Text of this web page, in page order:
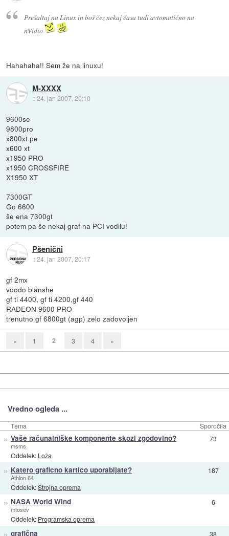
Prešaltaj na Linux in boš čez nekaj časa tudi avtomatično na
nVidio
Hahahaha!! Sem že na linuxu!
M-XXXX
::24. jan 2007, 20:10
9600se
9800pro
x800xt pe
x600 xt
x1950 PRO
x1950 CROSSFIRE
X1950 XT
7300GT
Go 6600
še ena 7300gt
potem pa še nekaj graf na PCI vodilu!
Pšenični
::24. jan 2007, 20:17
gf 2mx
voodo blanshe
gf ti 4400, gf ti 4200,gf 440
RADEON 9600 PRO
trenutno gf 6800gt (agp) zelo zadovoljen
« 1 2 3 4 »
Vredno ogleda ...
Tema Sporočila
» Vaše računalniške komponente skozi zgodovino?
msms
Oddelek: Loža
73
» Katero graficno kartico uporabljate?
Athlon 64
Oddelek:Strojna oprema
187
» NASA World Wind
mtosev
Oddelek: Programska oprema
6
grafična 38